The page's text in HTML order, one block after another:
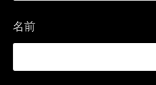
名前